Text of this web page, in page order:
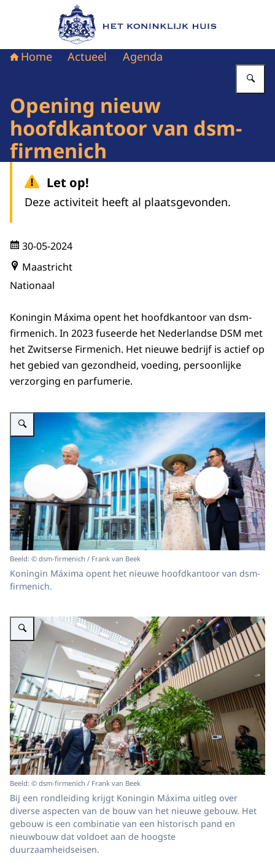
Naar de homepage van Het Koninklijk Huis
Home Actueel Agenda
Opening nieuw
hoofdkantoor van dsm-
firmenich
Let op!
Deze activiteit heeft al plaatsgevonden.
30-05-2024
Maastricht
Nationaal
Koningin Máxima opent het hoofdkantoor van dsm-
firmenich. In 2023 fuseerde het Nederlandse DSM met
het Zwitserse Firmenich. Het nieuwe bedrijf is actief op
het gebied van gezondheid, voeding, persoonlijke
verzorging en parfumerie.
Vergroot afbeelding Koningin Máxima opent hoofdkantoor dsm-firmenich
Beeld: © dsm-firmenich / Frank van Beek
Koningin Máxima opent het nieuwe hoofdkantoor van dsm-
firmenich.
Vergroot afbeelding Koningin Máxima opent hoofdkantoor dsm-firmenich
Beeld: © dsm-firmenich / Frank van Beek
Bij een rondleiding krijgt Koningin Máxima uitleg over
diverse aspecten van de bouw van het nieuwe gebouw. Het
gebouw is een combinatie van een historisch pand en
nieuwbouw dat voldoet aan de hoogste
duurzaamheidseisen.